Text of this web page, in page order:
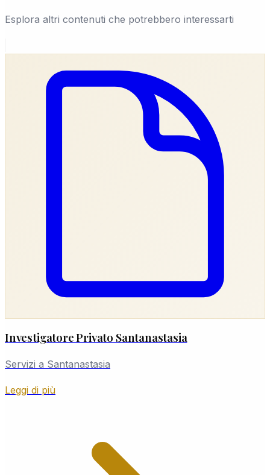
Esplora altri contenuti che potrebbero interessarti
Investigatore Privato Santanastasia
Servizi a Santanastasia
Leggi di più